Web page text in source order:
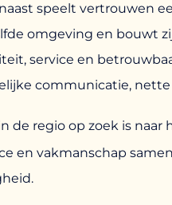
speelt vertrouwen
omgeving en bouwt
service en
communicatie, nette
de regio op zoek is naar
en vakmanschap